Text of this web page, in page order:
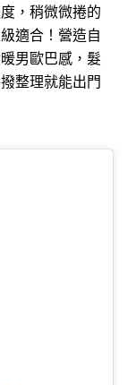
，稍微微捲的
適合！營造自
男歐巴感，髮
整理就能出門